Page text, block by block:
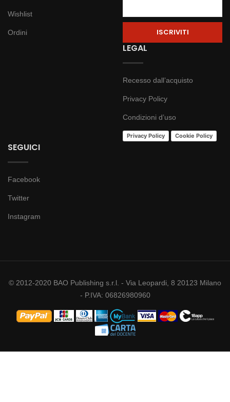
Wishlist
Ordini
LEGAL
Recesso dall’acquisto
Privacy Policy
Condizioni d’uso
Privacy Policy Cookie Policy
SEGUICI
Facebook
Twitter
Instagram
© 2012-2020 BAO Publishing s.r.l. - Via Leopardi, 8 20123 Milano
- P.IVA: 06826980960